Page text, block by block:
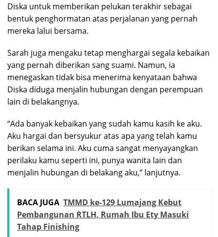
Diska untuk memberikan pelukan terakhir sebagai
bentuk penghormatan atas perjalanan yang pernah
mereka lalui bersama.
Sarah juga mengaku tetap menghargai segala kebaikan
yang pernah diberikan sang suami. Namun, ia
menegaskan tidak bisa menerima kenyataan bahwa
Diska diduga menjalin hubungan dengan perempuan
lain di belakangnya.
“Ada banyak kebaikan yang sudah kamu kasih ke aku.
Aku hargai dan bersyukur atas apa yang telah kamu
berikan selama ini. Aku cuma sangat menyayangkan
perilaku kamu seperti ini, punya wanita lain dan
menjalin hubungan di belakang aku,” lanjutnya.
BACA JUGA TMMD ke-129 Lumajang Kebut
Pembangunan RTLH, Rumah Ibu Ety Masuki
Tahap Finishing